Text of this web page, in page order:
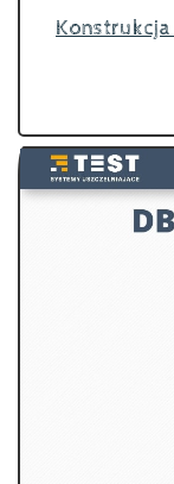
Konstrukcja